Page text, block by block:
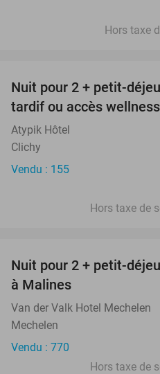
Hors taxe
Nuit pour 2 + petit-
tardif ou accès
Atypik Hôtel
Clichy
Vendu : 155
Hors taxe de
Nuit pour 2 + petit-
à Malines
Van der Valk Hotel Mechelen
Mechelen
Vendu : 770
Hors taxe de